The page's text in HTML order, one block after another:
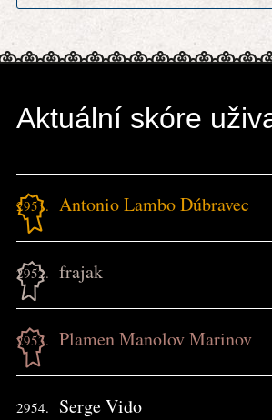
Aktuální skóre
2951. Antonio Lambo Dúbravec
2952. frajak
2953. Plamen Manolov Marinov
2954. Serge Vido